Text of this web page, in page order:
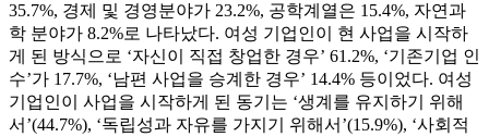
35.7%, 경제 및 경영분야가 23.2%, 공학계열은 15.4%, 자연과
학 분야가 8.2%로 나타났다. 여성 기업인이 현 사업을 시작하
게 된 방식으로 ‘자신이 직접 창업한 경우’ 61.2%, ‘기존기업 인
수’가 17.7%, ‘남편 사업을 승계한 경우’ 14.4% 등이었다. 여성
기업인이 사업을 시작하게 된 동기는 ‘생계를 유지하기 위해
서’(44.7%), ‘독립성과 자유를 가지기 위해서’(15.9%), ‘사회적